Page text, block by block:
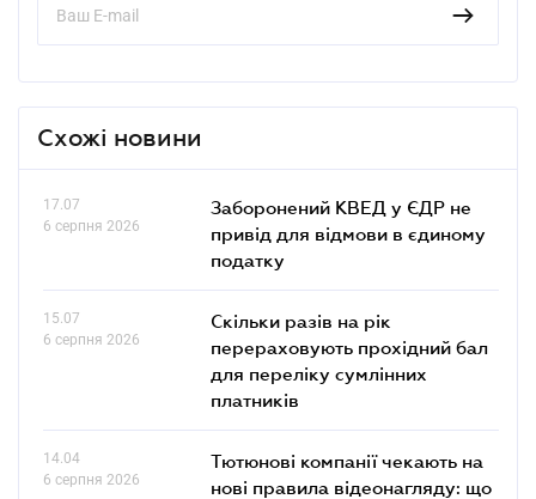
Схожі новини
17.07
6 серпня 2026
Заборонений КВЕД у ЄДР не
привід для відмови в єдиному
податку
15.07
6 серпня 2026
Скільки разів на рік
перераховують прохідний бал
для переліку сумлінних
платників
14.04
6 серпня 2026
Тютюнові компанії чекають на
нові правила відеонагляду: що